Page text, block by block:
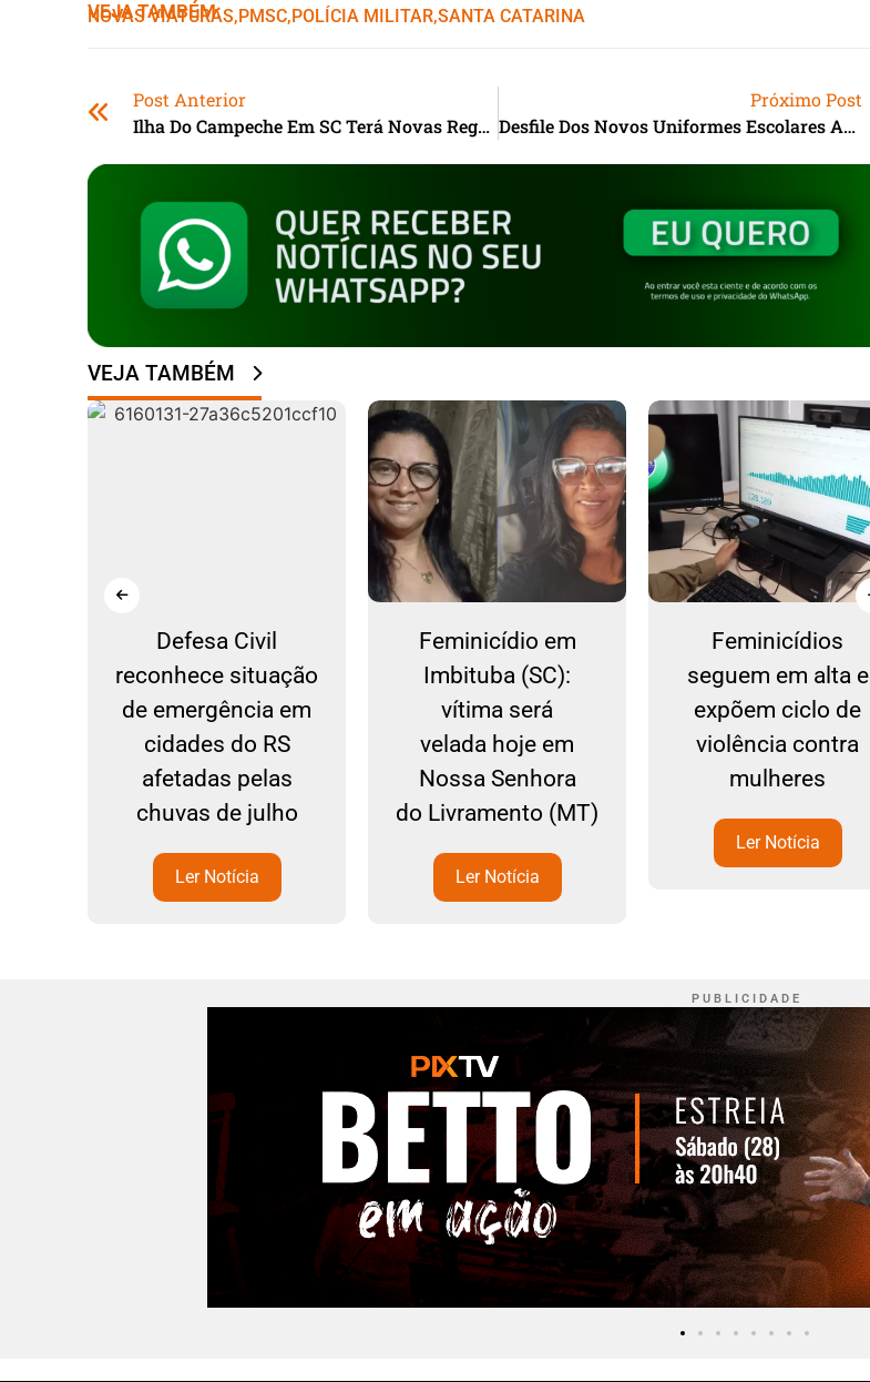
VEJA TAMBÉM:
NOVAS VIATURAS,ㅤPMSC,ㅤPOLÍCIA MILITAR,ㅤSANTA CATARINA
Post Anterior
Ilha Do Campeche Em SC Terá Novas Regras Para Visitação
Próximo Post
Desfile Dos Novos Uniformes Escolares Acontece No Palácio Piratini
VEJA TAMBÉM
Defesa Civil
reconhece situação
de emergência em
cidades do RS
afetadas pelas
chuvas de julho
Ler Notícia
Feminicídio em
Imbituba (SC):
vítima será
velada hoje em
Nossa Senhora
do Livramento (MT)
Ler Notícia
Feminicídios
seguem em alta e
expõem ciclo de
violência contra
mulheres
Ler Notícia
P U B L I C I D A D E